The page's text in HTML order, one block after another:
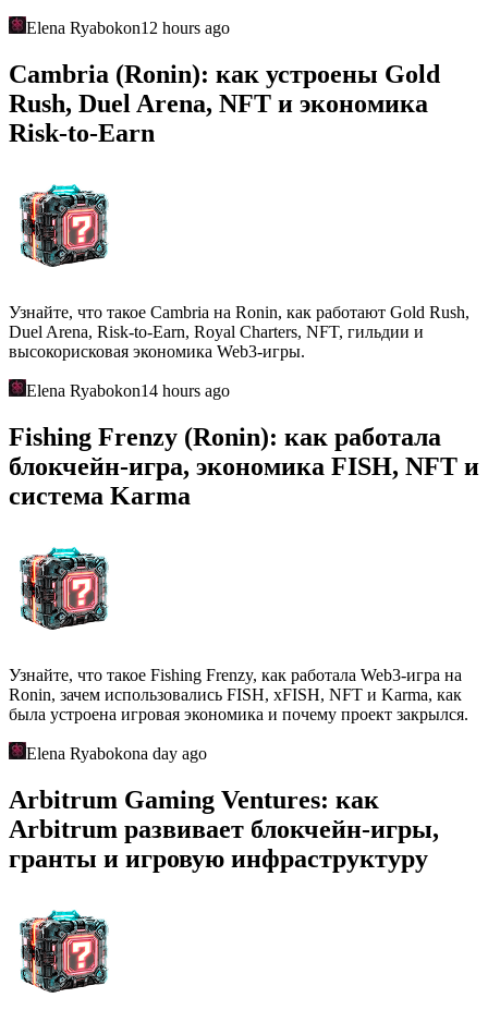
Elena Ryabokon12 hours ago
Cambria (Ronin): как устроены Gold
Rush, Duel Arena, NFT и экономика
Risk-to-Earn
Узнайте, что такое Cambria на Ronin, как работают Gold Rush,
Duel Arena, Risk-to-Earn, Royal Charters, NFT, гильдии и
высокорисковая экономика Web3-игры.
Elena Ryabokon14 hours ago
Fishing Frenzy (Ronin): как работала
блокчейн-игра, экономика FISH, NFT и
система Karma
Узнайте, что такое Fishing Frenzy, как работала Web3-игра на
Ronin, зачем использовались FISH, xFISH, NFT и Karma, как
была устроена игровая экономика и почему проект закрылся.
Elena Ryabokona day ago
Arbitrum Gaming Ventures: как
Arbitrum развивает блокчейн-игры,
гранты и игровую инфраструктуру